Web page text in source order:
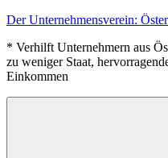
Zum
springen
Der Unternehmensverein:
* Verhilft Unternehmern aus
zu weniger Staat,
Einkommen